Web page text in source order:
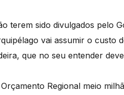
terem sido divulgados pelo
vai assumir o custo
que no seu entender
Regional meio